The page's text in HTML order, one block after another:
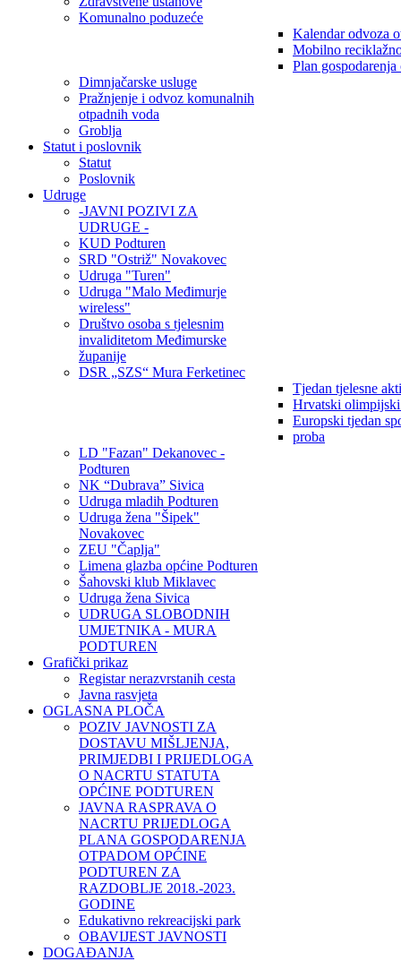
Komunalno poduzeće
Kalendar odvoza
Mobilno
Plan gospodarenja
Dimnjačarske usluge
Pražnjenje i odvoz komunalnih
otpadnih voda
Groblja
Statut i poslovnik
Statut
Poslovnik
Udruge
-JAVNI POZIVI ZA
UDRUGE -
KUD Podturen
SRD "Ostriž" Novakovec
Udruga "Turen"
Udruga "Malo Međimurje
wireless"
Društvo osoba s tjelesnim
invaliditetom Međimurske
županije
DSR „SZS“ Mura Ferketinec
Tjedan tjelesne
Hrvatski
Europski tjedan
proba
LD "Fazan" Dekanovec -
Podturen
NK “Dubrava” Sivica
Udruga mladih Podturen
Udruga žena "Šipek"
Novakovec
ZEU "Čaplja"
Limena glazba općine Podturen
Šahovski klub Miklavec
Udruga žena Sivica
UDRUGA SLOBODNIH
UMJETNIKA - MURA
PODTUREN
Grafički prikaz
Registar nerazvrstanih cesta
Javna rasvjeta
OGLASNA PLOČA
POZIV JAVNOSTI ZA
DOSTAVU MIŠLJENJA,
PRIMJEDBI I PRIJEDLOGA
O NACRTU STATUTA
OPĆINE PODTUREN
JAVNA RASPRAVA O
NACRTU PRIJEDLOGA
PLANA GOSPODARENJA
OTPADOM OPĆINE
PODTUREN ZA
RAZDOBLJE 2018.-2023.
GODINE
Edukativno rekreacijski park
OBAVIJEST JAVNOSTI
DOGAĐANJA